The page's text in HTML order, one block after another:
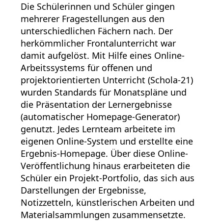
Die Schülerinnen und Schüler gingen
mehrerer Fragestellungen aus den
unterschiedlichen Fächern nach. Der
herkömmlicher Frontalunterricht war
damit aufgelöst. Mit Hilfe eines Online-
Arbeitssystems für offenen und
projektorientierten Unterricht (Schola-21)
wurden Standards für Monatspläne und
die Präsentation der Lernergebnisse
(automatischer Homepage-Generator)
genutzt. Jedes Lernteam arbeitete im
eigenen Online-System und erstellte eine
Ergebnis-Homepage. Über diese Online-
Veröffentlichung hinaus erarbeiteten die
Schüler ein Projekt-Portfolio, das sich aus
Darstellungen der Ergebnisse,
Notizzetteln, künstlerischen Arbeiten und
Materialsammlungen zusammensetzte.